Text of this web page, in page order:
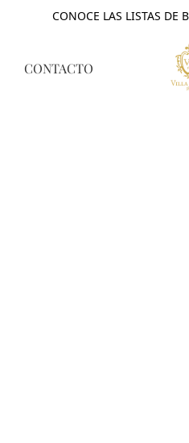
CONOCE LAS LISTAS DE
CONTACTO